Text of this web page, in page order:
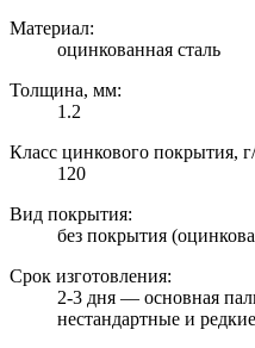
Материал:
оцинкованная сталь
Толщина, мм:
1.2
Класс цинкового покрытия,
120
Вид покрытия:
без покрытия
Срок изготовления:
2-3 дня — основная
нестандартные и